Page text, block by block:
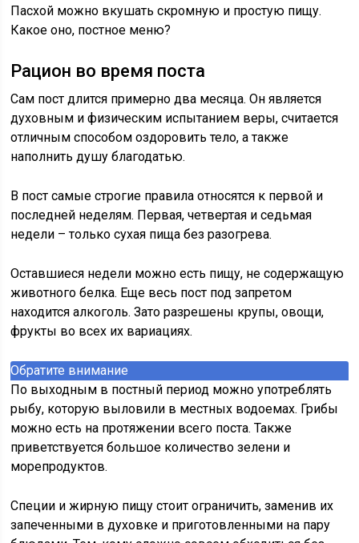
Пасхой можно вкушать скромную и простую пищу.
Какое оно, постное меню?
Рацион во время поста
Сам пост длится примерно два месяца. Он является
духовным и физическим испытанием веры, считается
отличным способом оздоровить тело, а также
наполнить душу благодатью.
В пост самые строгие правила относятся к первой и
последней неделям. Первая, четвертая и седьмая
недели – только сухая пища без разогрева.
Оставшиеся недели можно есть пищу, не содержащую
животного белка. Еще весь пост под запретом
находится алкоголь. Зато разрешены крупы, овощи,
фрукты во всех их вариациях.
Обратите внимание
По выходным в постный период можно употреблять
рыбу, которую выловили в местных водоемах. Грибы
можно есть на протяжении всего поста. Также
приветствуется большое количество зелени и
морепродуктов.
Специи и жирную пищу стоит ограничить, заменив их
запеченными в духовке и приготовленными на пару